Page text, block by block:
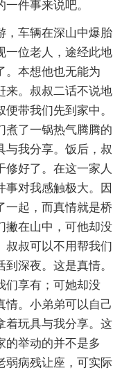
件事来说吧。
，车辆在深山中爆胎
一位老人，途经此地
。本想他也无能为
来。叔叔二话不说地
带我们先到家中。
煮了一锅热气腾腾的
与我分享。饭后，叔
好了。在这一家人
事对我感触极大。因
一起，而真情就是桥
撇在山中，可他却没
叔叔可以不用帮我们
深夜。这是真情。
们享有；可她却没
情。小弟弟可以自己
着玩具与我分享。这
的举动的并不是多
弱病残让座，可实际